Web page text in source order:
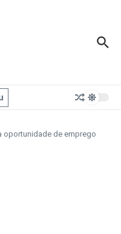
oportunidade de emprego